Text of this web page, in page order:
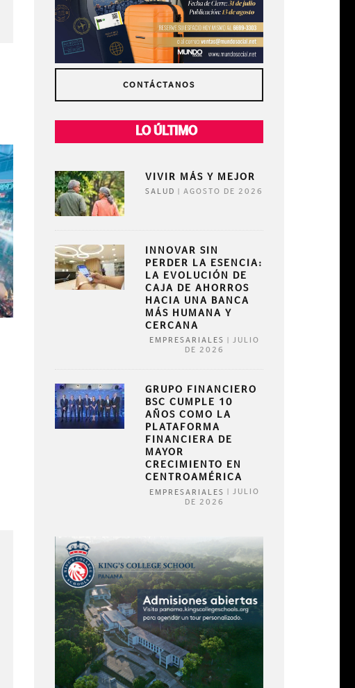
CONTÁCTANOS
LO ÚLTIMO
VIVIR MÁS Y MEJOR
SALUD AGOSTO DE 2026
INNOVAR SIN
PERDER LA ESENCIA:
LA EVOLUCIÓN DE
CAJA DE AHORROS
HACIA UNA BANCA
MÁS HUMANA Y
CERCANA
EMPRESARIALES
JULIO
DE 2026
GRUPO FINANCIERO
BSC CUMPLE 10
AÑOS COMO LA
PLATAFORMA
FINANCIERA DE
MAYOR
CRECIMIENTO EN
CENTROAMÉRICA
EMPRESARIALES
JULIO
DE 2026